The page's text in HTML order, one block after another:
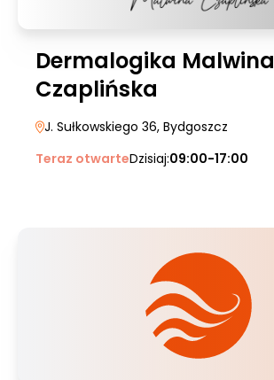
Dermalogika Malwina
Czaplińska
J. Sułkowskiego 36, Bydgoszcz
Teraz otwarteDzisiaj:09:00-17:00